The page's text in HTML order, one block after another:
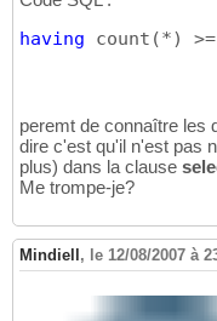
having count (*) >=
peremt de connaître les
dire c'est qu'il n'est pas
plus) dans la clause
Me trompe-je?
Mindiell , le 12/08/2007 à